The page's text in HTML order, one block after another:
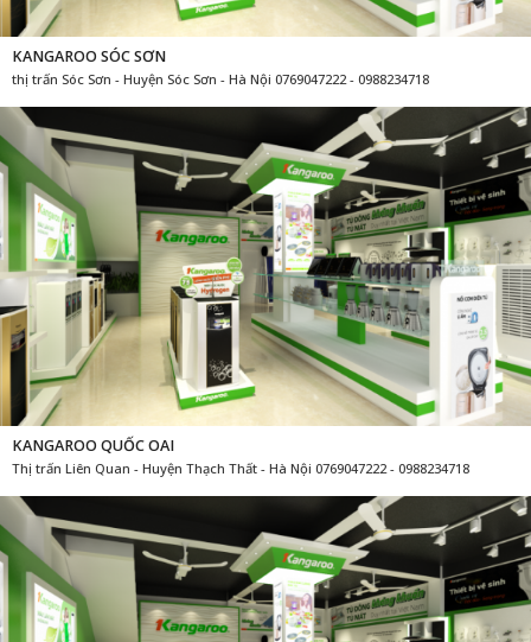
KANGAROO SÓC SƠN
thị trấn Sóc Sơn - Huyện Sóc Sơn - Hà Nội 0769047222 - 0988234718
KANGAROO QUỐC OAI
Thị trấn Liên Quan - Huyện Thạch Thất - Hà Nội 0769047222 - 0988234718